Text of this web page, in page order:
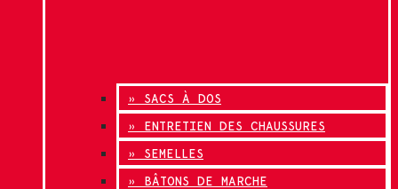
» SACS À DOS
» ENTRETIEN DES CHAUSSURES
» SEMELLES
» BÂTONS DE MARCHE